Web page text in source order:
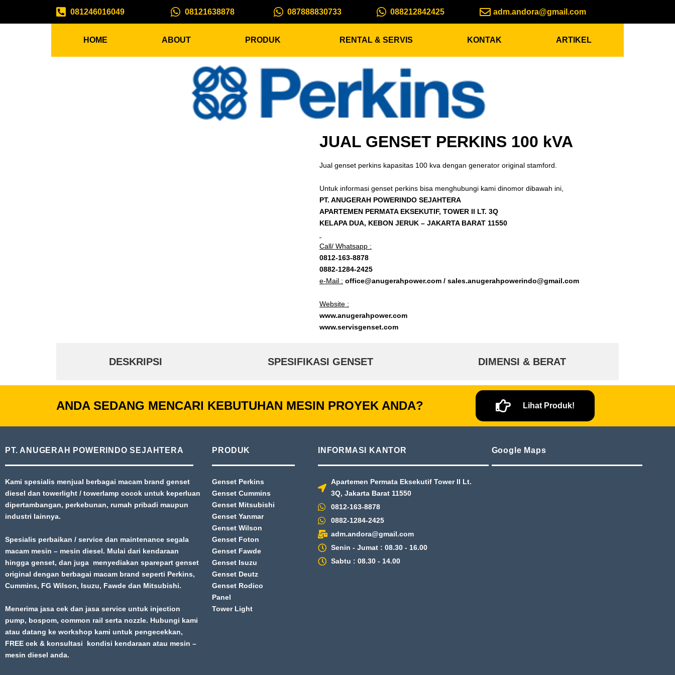
081246016049 08121638878 087888830733 088212842425 adm.andora@gmail.com
HOME ABOUT PRODUK RENTAL & SERVIS KONTAK ARTIKEL
JUAL GENSET PERKINS 100 kVA
Jual genset perkins kapasitas 100 kva dengan generator original stamford.
Untuk informasi genset perkins bisa menghubungi kami dinomor dibawah ini,
PT. ANUGERAH POWERINDO SEJAHTERA
APARTEMEN PERMATA EKSEKUTIF, TOWER II LT. 3Q
KELAPA DUA, KEBON JERUK – JAKARTA BARAT 11550
Call/ Whatsapp :
0812-163-8878
0882-1284-2425
e-Mail : office@anugerahpower.com / sales.anugerahpowerindo@gmail.com
Website :
www.anugerahpower.com
www.servisgenset.com
DESKRIPSI SPESIFIKASI GENSET DIMENSI & BERAT
ANDA SEDANG MENCARI KEBUTUHAN MESIN PROYEK ANDA? Lihat Produk!
PT. ANUGERAH POWERINDO SEJAHTERA
Kami spesialis menjual berbagai macam brand genset
diesel dan towerlight / towerlamp cocok untuk keperluan
dipertambangan, perkebunan, rumah pribadi maupun
industri lainnya.
Spesialis perbaikan / service dan maintenance segala
macam mesin – mesin diesel. Mulai dari kendaraan
hingga genset, dan juga menyediakan sparepart genset
original dengan berbagai macam brand seperti Perkins,
Cummins, FG Wilson, Isuzu, Fawde dan Mitsubishi.
Menerima jasa cek dan jasa service untuk injection
pump, bospom, common rail serta nozzle. Hubungi kami
atau datang ke workshop kami untuk pengecekkan,
FREE cek & konsultasi kondisi kendaraan atau mesin –
mesin diesel anda.
PRODUK
Genset Perkins
Genset Cummins
Genset Mitsubishi
Genset Yanmar
Genset Wilson
Genset Foton
Genset Fawde
Genset Isuzu
Genset Deutz
Genset Rodico
Panel
Tower Light
INFORMASI KANTOR
Apartemen Permata Eksekutif Tower II Lt.
3Q, Jakarta Barat 11550
0812-163-8878
0882-1284-2425
adm.andora@gmail.com
Senin - Jumat : 08.30 - 16.00
Sabtu : 08.30 - 14.00
Google Maps